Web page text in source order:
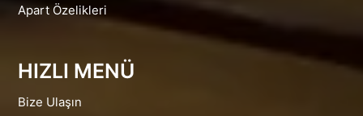
Apart Özelikleri
HIZLI MENÜ
Bize Ulaşın